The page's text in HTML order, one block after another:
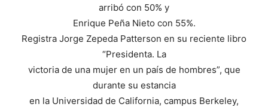
arribó con 50% y
Enrique Peña Nieto con 55%.
Registra Jorge Zepeda Patterson en su reciente libro
“Presidenta. La
victoria de una mujer en un país de hombres”, que
durante su estancia
en la Universidad de California, campus Berkeley,